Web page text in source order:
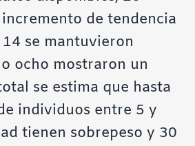
de tendencia
se mantuvieron
ocho mostraron un
se estima que hasta
individuos entre 5 y
tienen sobrepeso y 30